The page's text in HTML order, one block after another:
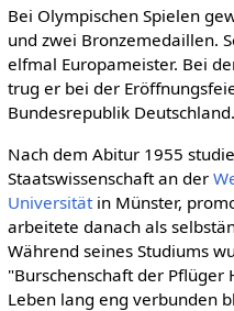
Bei Olympischen Spielen
und zwei Bronzemedaillen.
elfmal Europameister. Bei
trug er bei der
Bundesrepublik Deutschland.
Nach dem Abitur 1955
Staatswissenschaft an der
Universitätin Münster,
arbeitete danach als
Während seines Studiums
"Burschenschaft der
Leben lang eng verbunden